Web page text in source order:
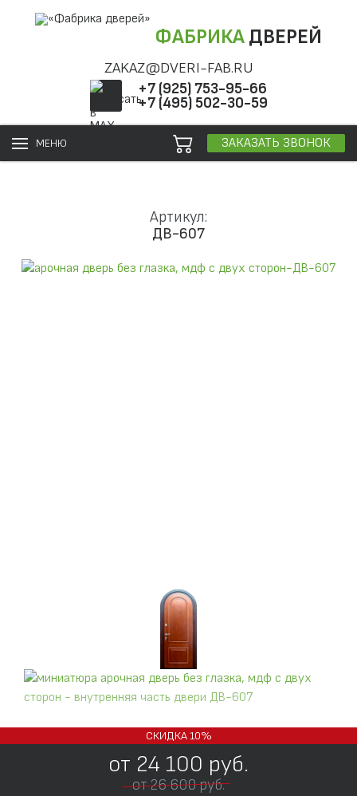
ФАБРИКАДВЕРЕЙ
ZAKAZ@DVERI-FAB.RU
+7 (925) 753-95-66
+7 (495) 502-30-59
МЕНЮ ЗАКАЗАТЬ ЗВОНОК
Артикул:
ДВ-607
СКИДКА10%
от 24 100 руб.
от 26 600 руб.